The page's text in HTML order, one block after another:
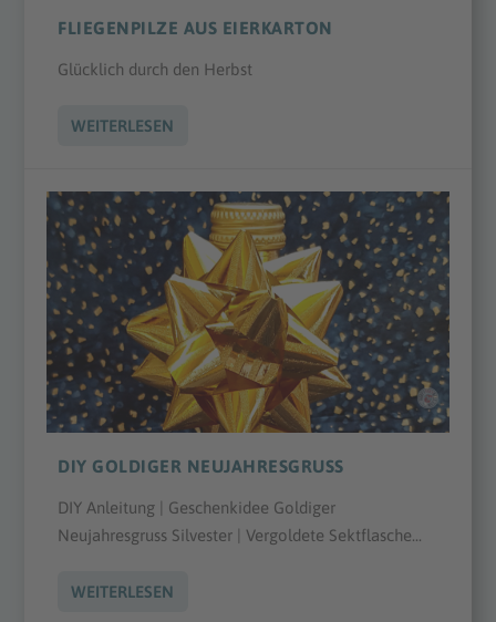
FLIEGENPILZE AUS EIERKARTON
Glücklich durch den Herbst
WEITERLESEN
DIY GOLDIGER NEUJAHRESGRUSS
DIY Anleitung | Geschenkidee Goldiger
Neujahresgruss Silvester | Vergoldete Sektflasche...
WEITERLESEN